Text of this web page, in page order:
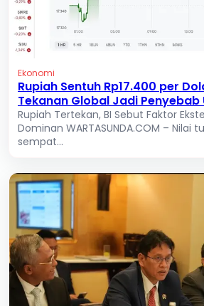
Ekonomi
Rupiah Sentuh Rp17.400 per
Tekanan Global Jadi Penyebab
Rupiah Tertekan, BI Sebut Faktor
Dominan WARTASUNDA.COM – Nilai
sempat...